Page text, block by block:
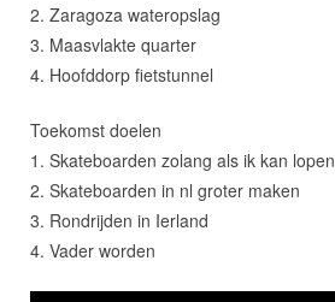
2. Zaragoza wateropslag
3. Maasvlakte quarter
4. Hoofddorp fietstunnel
Toekomst doelen
1. Skateboarden zolang als ik kan lopen
2. Skateboarden in nl groter maken
3. Rondrijden in Ierland
4. Vader worden